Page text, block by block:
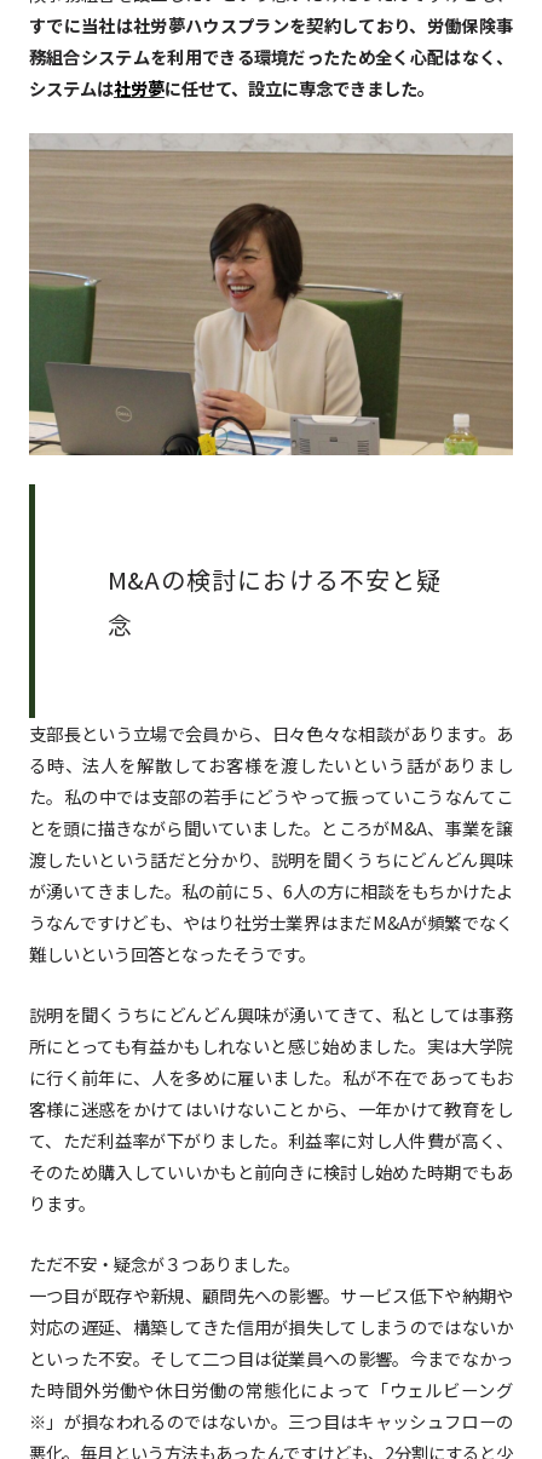
すでに当社は社労夢ハウスプランを契約しており、労働保険事
務組合システムを利用できる環境だったため全く心配はなく、
システムは社労夢に任せて、設立に専念できました。
M&Aの検討における不安と疑
念
支部長という立場で会員から、日々色々な相談があります。あ
る時、法人を解散してお客様を渡したいという話がありまし
た。私の中では支部の若手にどうやって振っていこうなんてこ
とを頭に描きながら聞いていました。ところがM&A、事業を譲
渡したいという話だと分かり、説明を聞くうちにどんどん興味
が湧いてきました。私の前に５、6人の方に相談をもちかけたよ
うなんですけども、やはり社労士業界はまだM&Aが頻繁でなく
難しいという回答となったそうです。
説明を聞くうちにどんどん興味が湧いてきて、私としては事務
所にとっても有益かもしれないと感じ始めました。実は大学院
に行く前年に、人を多めに雇いました。私が不在であってもお
客様に迷惑をかけてはいけないことから、一年かけて教育をし
て、ただ利益率が下がりました。利益率に対し人件費が高く、
そのため購入していいかもと前向きに検討し始めた時期でもあ
ります。
ただ不安・疑念が３つありました。
一つ目が既存や新規、顧問先への影響。サービス低下や納期や
対応の遅延、構築してきた信用が損失してしまうのではないか
といった不安。そして二つ目は従業員への影響。今までなかっ
た時間外労働や休日労働の常態化によって「ウェルビーング
※ 」が損なわれるのではないか。三つ目はキャッシュフローの
悪化。毎月という方法もあったんですけども、2分割にすると少